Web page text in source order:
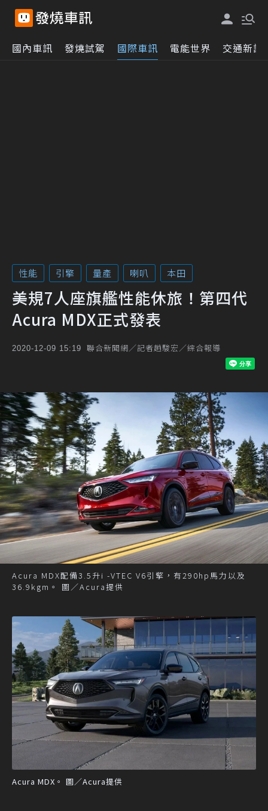
國內車訊 發燒試駕 國際車訊 電能世界 交通新訊
性能 引擎 量產 喇叭 本田
美規7人座旗艦性能休旅！第四代
Acura MDX正式發表
2020-12-09 15:19 聯合新聞網／記者趙駿宏／綜合報導
Acura MDX配備3.5升i -VTEC V6引擎，有290hp馬力以及
36.9kgm。 圖／Acura提供
Acura MDX。 圖／Acura提供